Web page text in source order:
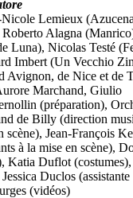
Lemieux
Alagna
Luna), Nicolas Testé
Imbert (Un Vecchio
Avignon, de Nice et de
Marchand, Giulio
(préparation),
de Billy (direction
scène), Jean-François
à la mise en scène),
Katia Duflot (costumes),
Duclos (assistante
(vidéos)